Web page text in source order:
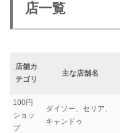
店一覧
店舗カ
テゴリ
主な店舗名
100円
ショッ
プ
ダイソー、セリア、
キャンドゥ